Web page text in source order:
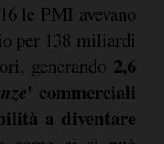
le PMI avevano
per 138 miliardi
generando 2,6
' commerciali
a diventare